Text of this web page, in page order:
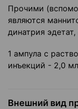
Прочими
являются
динатрия
1 ампула с
инъекций - 2,0
Внешний вид